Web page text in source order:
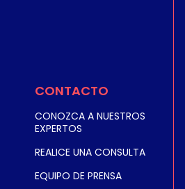
CONTACTO
CONOZCA A NUESTROS
EXPERTOS
REALICE UNA CONSULTA
EQUIPO DE PRENSA